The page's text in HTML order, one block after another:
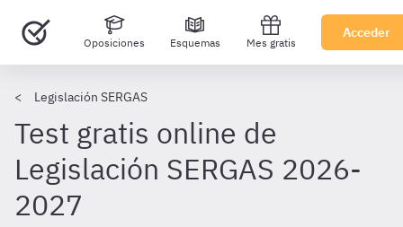
Oposiciones Esquemas Mes gratis
Acceder
Legislación SERGAS
Test gratis online de
Legislación SERGAS 2026-
2027